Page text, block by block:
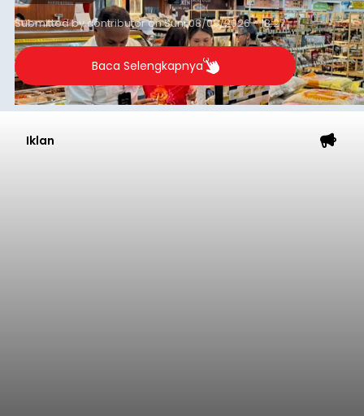
Submitted bycontributoronSun, 08/09/2026 - 18:27
Baca Selengkapnya
Iklan